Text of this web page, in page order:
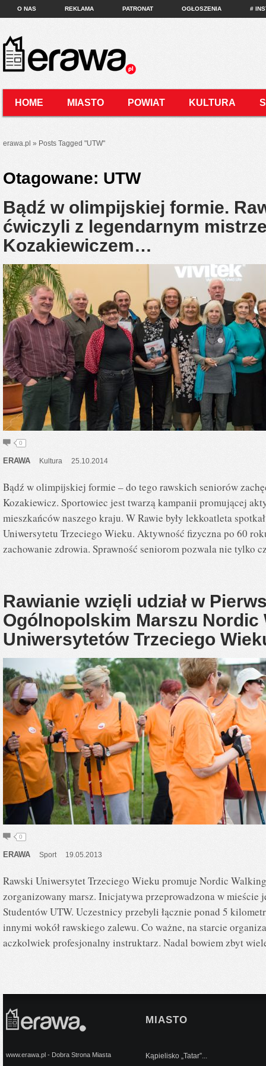
O NAS REKLAMA PATRONAT OGŁOSZENIA #
HOME MIASTO POWIAT KULTURA
erawa.pl » Posts Tagged "UTW"
Otagowane: UTW
Bądź w olimpijskiej formie.
ćwiczyli z legendarnym
Kozakiewiczem…
0
ERAWA Kultura 25.10.2014
Bądź w olimpijskiej formie – do tego rawskich seniorów
Kozakiewicz. Sportowiec jest twarzą kampanii promującej
mieszkańców naszego kraju. W Rawie były lekkoatleta
Uniwersytetu Trzeciego Wieku. Aktywność fizyczna po 60
zachowanie zdrowia. Sprawność seniorom pozwala nie tylko
Rawianie wzięli udział w
Ogólnopolskim Marszu Nordic
Uniwersytetów Trzeciego
0
ERAWA Sport 19.05.2013
Rawski Uniwersytet Trzeciego Wieku promuje Nordic
zorganizowany marsz. Inicjatywa przeprowadzona w
Studentów UTW. Uczestnicy przebyli łącznie ponad 5
innymi wokół rawskiego zalewu. Co ważne, na starcie
aczkolwiek profesjonalny instruktarz. Nadal bowiem zbyt
www.erawa.pl - Dobra Strona Miasta
MIASTO
Kąpielisko „Tatar”...